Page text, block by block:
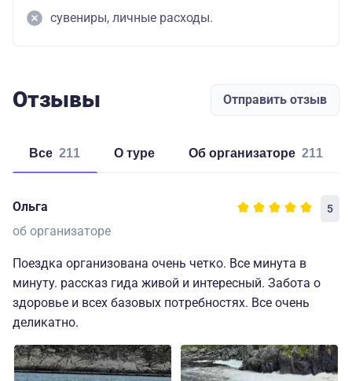
сувениры, личные расходы.
Отзывы Отправить отзыв
Все 211 о туре об организаторе 211
Ольга 5
об организаторе
Поездка организована очень четко. Все минута в
минуту. рассказ гида живой и интересный. Забота о
здоровье и всех базовых потребностях. Все очень
деликатно.